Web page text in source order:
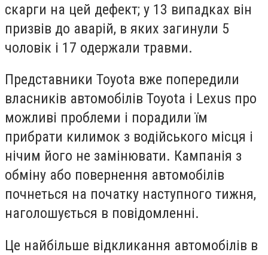
скарги на цей дефект; у 13 випадках він
призвів до аварій, в яких загинули 5
чоловік і 17 одержали травми.
Представники Toyota вже попередили
власників автомобілів Toyota і Lexus про
можливі проблеми і порадили їм
прибрати килимок з водійського місця і
нічим його не замінювати. Кампанія з
обміну або повернення автомобілів
почнеться на початку наступного тижня,
наголошується в повідомленні.
Це найбільше відкликання автомобілів в